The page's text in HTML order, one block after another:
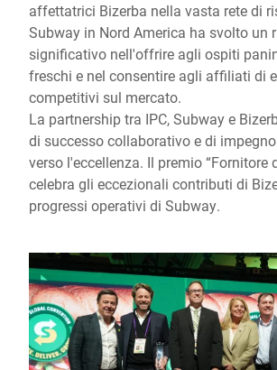
affettatrici Bizerba nella vasta rete di
Subway in Nord America ha svolto un
significativo nell'offrire agli ospiti
freschi e nel consentire agli affiliati di
competitivi sul mercato.
La partnership tra IPC, Subway e
di successo collaborativo e di
verso l'eccellenza. Il premio “Fornitore
celebra gli eccezionali contributi di
progressi operativi di Subway.